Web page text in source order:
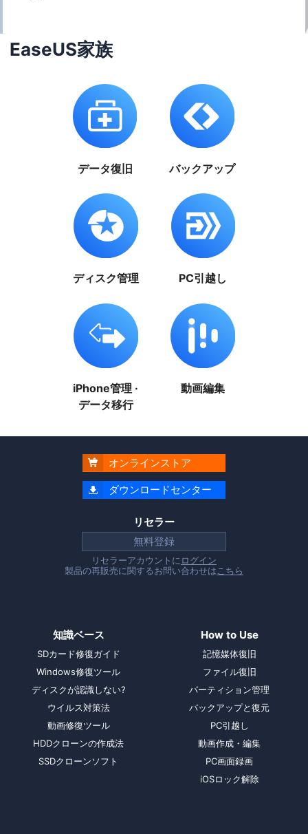
EaseUS家族
データ復旧 バックアップ
ディスク管理 PC引越し
iPhone管理 ·
データ移行
動画編集
 オンラインストア
 ダウンロードセンター
リセラー
無料登録
リセラーアカウントにログイン
製品の再販売に関するお問い合わせはこちら
知識ベース
SDカード修復ガイド
Windows修復ツール
ディスクが認識しない?
ウイルス対策法
動画修復ツール
HDDクローンの作成法
SSDクローンソフト
How to Use
記憶媒体復旧
ファイル復旧
パーティション管理
バックアップと復元
PC引越し
動画作成・編集
PC画面録画
iOSロック解除